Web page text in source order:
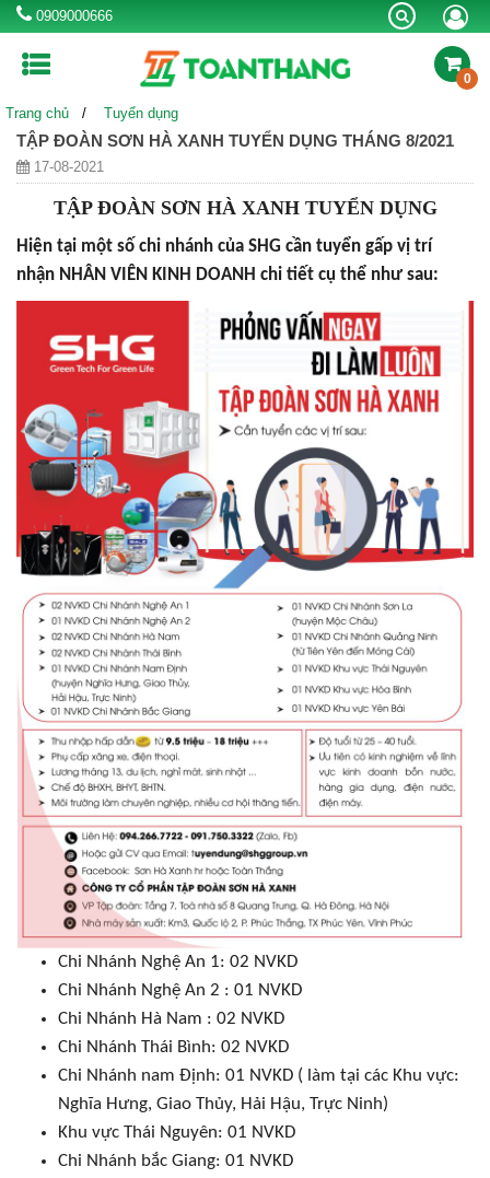
0909000666
MÁY LỌC NƯỚC RO
NLMT
BỒN TỰ HOẠI BỒN NƯỚC INOX BỒN NHỰA
CHẬU RỬA INOX VÒI CHẬU RỬA SEN VÒI
BỂ NƯỚC NGẦM BỒN CÔNG NGHIỆP
Khuyến mãi Thông tin hữu ích
Tin công ty & sự kiện
Liên hệ tư vấn mua hàng:0909000666
Liên hệ bảo hành:0912 473 322
Chi nhánh địa điểm phân phối Toàn thắng
0
Trang chủ Tuyển dụng
TẬP ĐOÀN SƠN HÀ XANH TUYỂN DỤNG THÁNG 8/2021
17-08-2021
TẬP ĐOÀN SƠN HÀ XANH TUYỂN DỤNG
Hiện tại một số chi nhánh của SHG cần tuyển gấp vị trí
nhận NHÂN VIÊN KINH DOANH chi tiết cụ thể như sau:
Chi Nhánh Nghệ An 1: 02 NVKD
Chi Nhánh Nghệ An 2 : 01 NVKD
Chi Nhánh Hà Nam : 02 NVKD
Chi Nhánh Thái Bình: 02 NVKD
Chi Nhánh nam Định: 01 NVKD ( làm tại các Khu vực:
Nghĩa Hưng, Giao Thủy, Hải Hậu, Trực Ninh)
Khu vực Thái Nguyên: 01 NVKD
Chi Nhánh bắc Giang: 01 NVKD